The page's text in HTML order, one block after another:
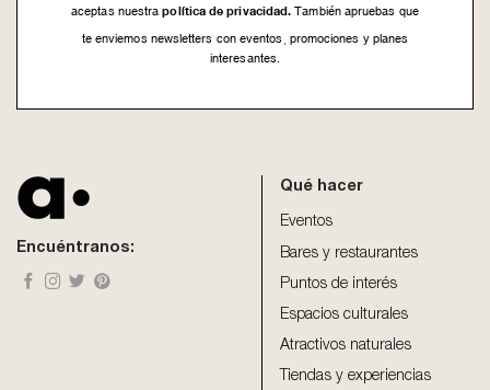
aceptas nuestra política de privacidad. También apruebas que
te enviemos newsletters con eventos, promociones y planes
interesantes.
left
Encuéntranos:
Qué hacer
Eventos
Bares y restaurantes
Puntos de interés
Espacios culturales
Atractivos naturales
Tiendas y experiencias